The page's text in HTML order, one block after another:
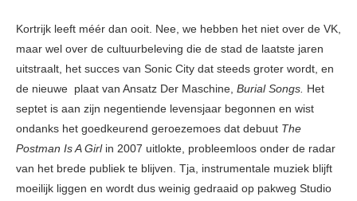
Kortrijk leeft méér dan ooit. Nee, we hebben het niet over de VK,
maar wel over de cultuurbeleving die de stad de laatste jaren
uitstraalt, het succes van Sonic City dat steeds groter wordt, en
de nieuwe plaat van Ansatz Der Maschine, Burial Songs. Het
septet is aan zijn negentiende levensjaar begonnen en wist
ondanks het goedkeurend geroezemoes dat debuut The
Postman Is A Girlin 2007 uitlokte, probleemloos onder de radar
van het brede publiek te blijven. Tja, instrumentale muziek blijft
moeilijk liggen en wordt dus weinig gedraaid op pakweg Studio